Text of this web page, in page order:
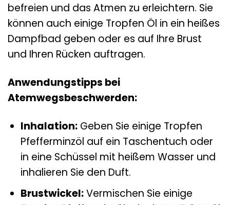
befreien und das Atmen zu erleichtern. Sie
können auch einige Tropfen Öl in ein heißes
Dampfbad geben oder es auf Ihre Brust
und Ihren Rücken auftragen.
Anwendungstipps bei
Atemwegsbeschwerden:
Inhalation:Geben Sie einige Tropfen
Pfefferminzöl auf ein Taschentuch oder
in eine Schüssel mit heißem Wasser und
inhalieren Sie den Duft.
Brustwickel:Vermischen Sie einige